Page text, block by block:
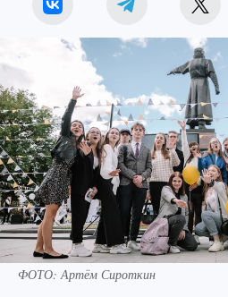
ФОТО: Артём Сироткин